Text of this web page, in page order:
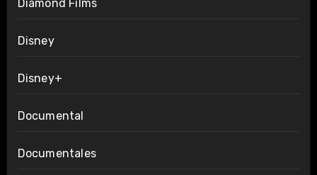
Diamond Films
Disney
Disney+
Documental
Documentales